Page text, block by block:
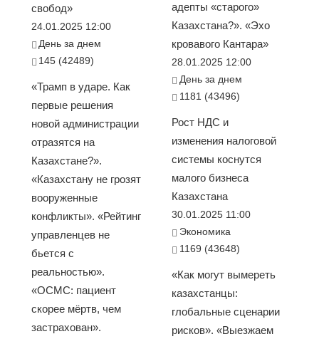
свобод»
24.01.2025 12:00
День за днем
145 (42489)
«Трамп в ударе. Как
первые решения
новой администрации
отразятся на
Казахстане?».
«Казахстану не грозят
вооруженные
конфликты». «Рейтинг
управленцев не
бьется с
реальностью».
«ОСМС: пациент
скорее мёртв, чем
застрахован».
адепты «старого»
Казахстана?». «Эхо
кровавого Кантара»
28.01.2025 12:00
День за днем
1181 (43496)
Рост НДС и
изменения налоговой
системы коснутся
малого бизнеса
Казахстана
30.01.2025 11:00
Экономика
1169 (43648)
«Как могут вымереть
казахстанцы:
глобальные сценарии
рисков». «Выезжаем